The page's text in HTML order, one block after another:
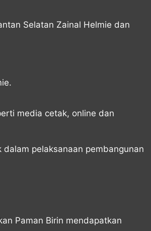
Selatan Zainal Helmie dan
media cetak, online dan
pelaksanaan pembangunan
Paman Birin mendapatkan